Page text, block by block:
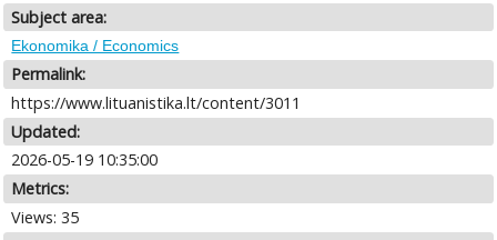
Subject area:
Ekonomika / Economics
Permalink:
https://www.lituanistika.lt/content/3011
Updated:
2026-05-19 10:35:00
Metrics:
Views: 35